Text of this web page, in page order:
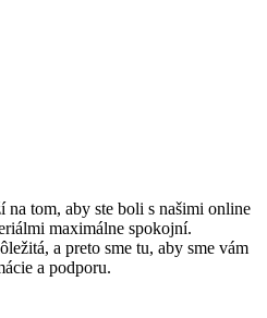
tom, aby ste boli s našimi online
maximálne spokojní.
a preto sme tu, aby sme vám
a podporu.